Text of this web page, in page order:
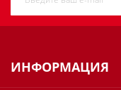
ИНФОРМАЦИЯ